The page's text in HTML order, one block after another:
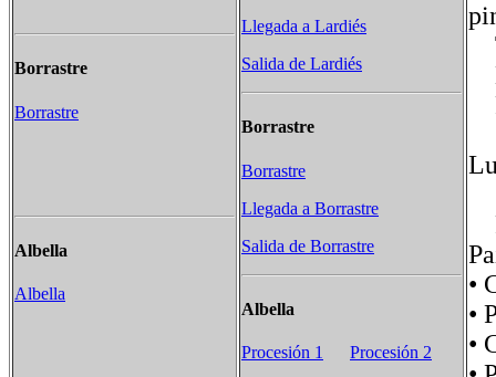
Borrastre
Borrastre
Albella
Albella
Llegada a Lardiés
Salida de Lardiés
Borrastre
Borrastre
Llegada a Borrastre
Salida de Borrastre
Albella
Procesión 1
Procesión 2
•
•
•